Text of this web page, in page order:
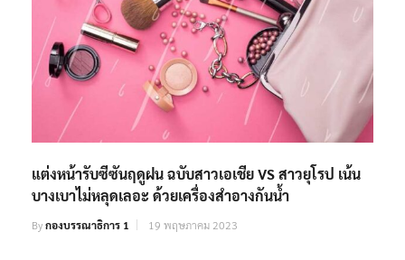
แต่งหน้ารับซีซันฤดูฝน ฉบับสาวเอเชีย VS สาวยุโรป เน้น
บางเบาไม่หลุดเลอะ ด้วยเครื่องสำอางกันน้ำ
Byกองบรรณาธิการ 1 19 พฤษภาคม 2023